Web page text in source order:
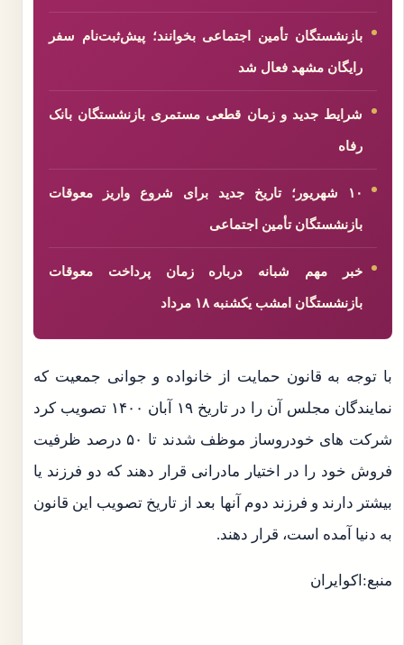
بازنشستگان تأمین اجتماعی بخوانند؛ پیش‌ثبت‌نام سفر
رایگان مشهد فعال شد
شرایط جدید و زمان قطعی مستمری بازنشستگان بانک
رفاه
۱۰ شهریور؛ تاریخ جدید برای شروع واریز معوقات
بازنشستگان تأمین اجتماعی
خبر مهم شبانه درباره زمان پرداخت معوقات
بازنشستگان امشب یکشنبه ۱۸ مرداد
با توجه به قانون حمایت از خانواده و جوانی جمعیت که
نمایندگان مجلس آن را در تاریخ ۱۹ آبان ۱۴۰۰ تصویب کرد
شرکت های خودروساز موظف شدند تا ۵۰ درصد ظرفیت
فروش خود را در اختیار مادرانی قرار دهند که دو فرزند یا
بیشتر دارند و فرزند دوم آنها بعد از تاریخ تصویب این قانون
به دنیا آمده است، قرار دهند.
منبع:اکوایران